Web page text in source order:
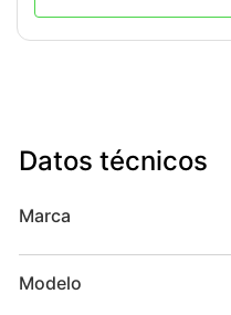
Datos técnicos
Marca
Modelo